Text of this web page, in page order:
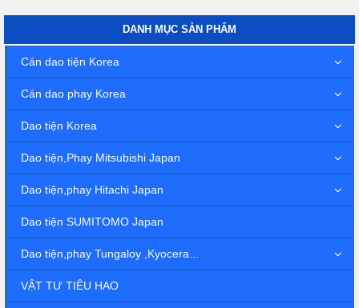
DANH MỤC SẢN PHẨM
Cán dao tiện Korea
Cán dao phay Korea
Dao tiện Korea
Dao tiện,Phay Mitsubishi Japan
Dao tiện,phay Hitachi Japan
Dao tiện SUMITOMO Japan
Dao tiện,phay Tungaloy ,Kyocera...
VẬT TƯ TIÊU HAO